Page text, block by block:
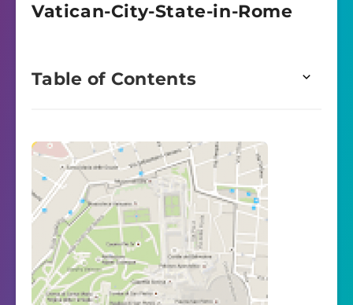
Vatican-City-State-in-Rome
Table of Contents